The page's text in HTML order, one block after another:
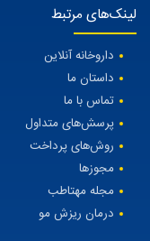
لینک‌های مرتبط
داروخانه آنلاین
داستان ما
تماس با ما
پرسش‌های متداول
روش‌های پرداخت
مجوزها
مجله مهتاطب
درمان ریزش مو